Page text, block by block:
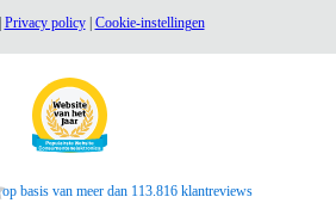
Privacy policy| Cookie-instellingen
op basis van meer dan 113.816 klantreviews